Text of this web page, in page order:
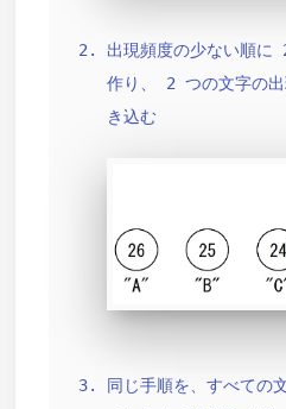
出現頻度の少ない順に
作り、 2 つの文字の
き込む
同じ手順を、すべての